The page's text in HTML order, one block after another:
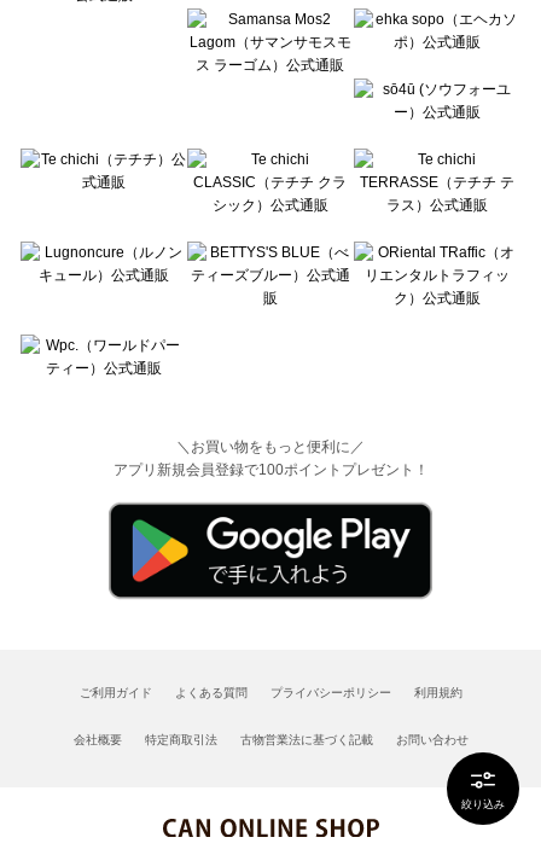
絞り込み
＼お買い物をもっと便利に／
アプリ新規会員登録で100ポイントプレゼント！
ご利用ガイド よくある質問 プライバシーポリシー 利用規約
会社概要 特定商取引法 古物営業法に基づく記載 お問い合わせ